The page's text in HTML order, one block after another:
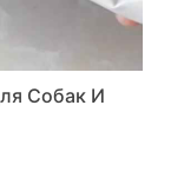
Собак И